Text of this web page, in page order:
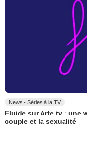
News - Séries à la TV
Fluide sur Arte.tv : une
couple et la sexualité